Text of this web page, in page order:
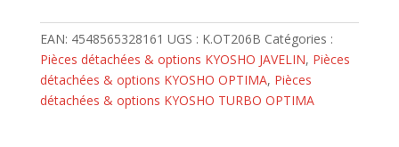
chaine
Kyosho
Optima,
Javelin
EAN: 4548565328161 UGS : K.OT206B Catégories :
Pièces détachées & options KYOSHO JAVELIN, Pièces
détachées & options KYOSHO OPTIMA, Pièces
détachées & options KYOSHO TURBO OPTIMA